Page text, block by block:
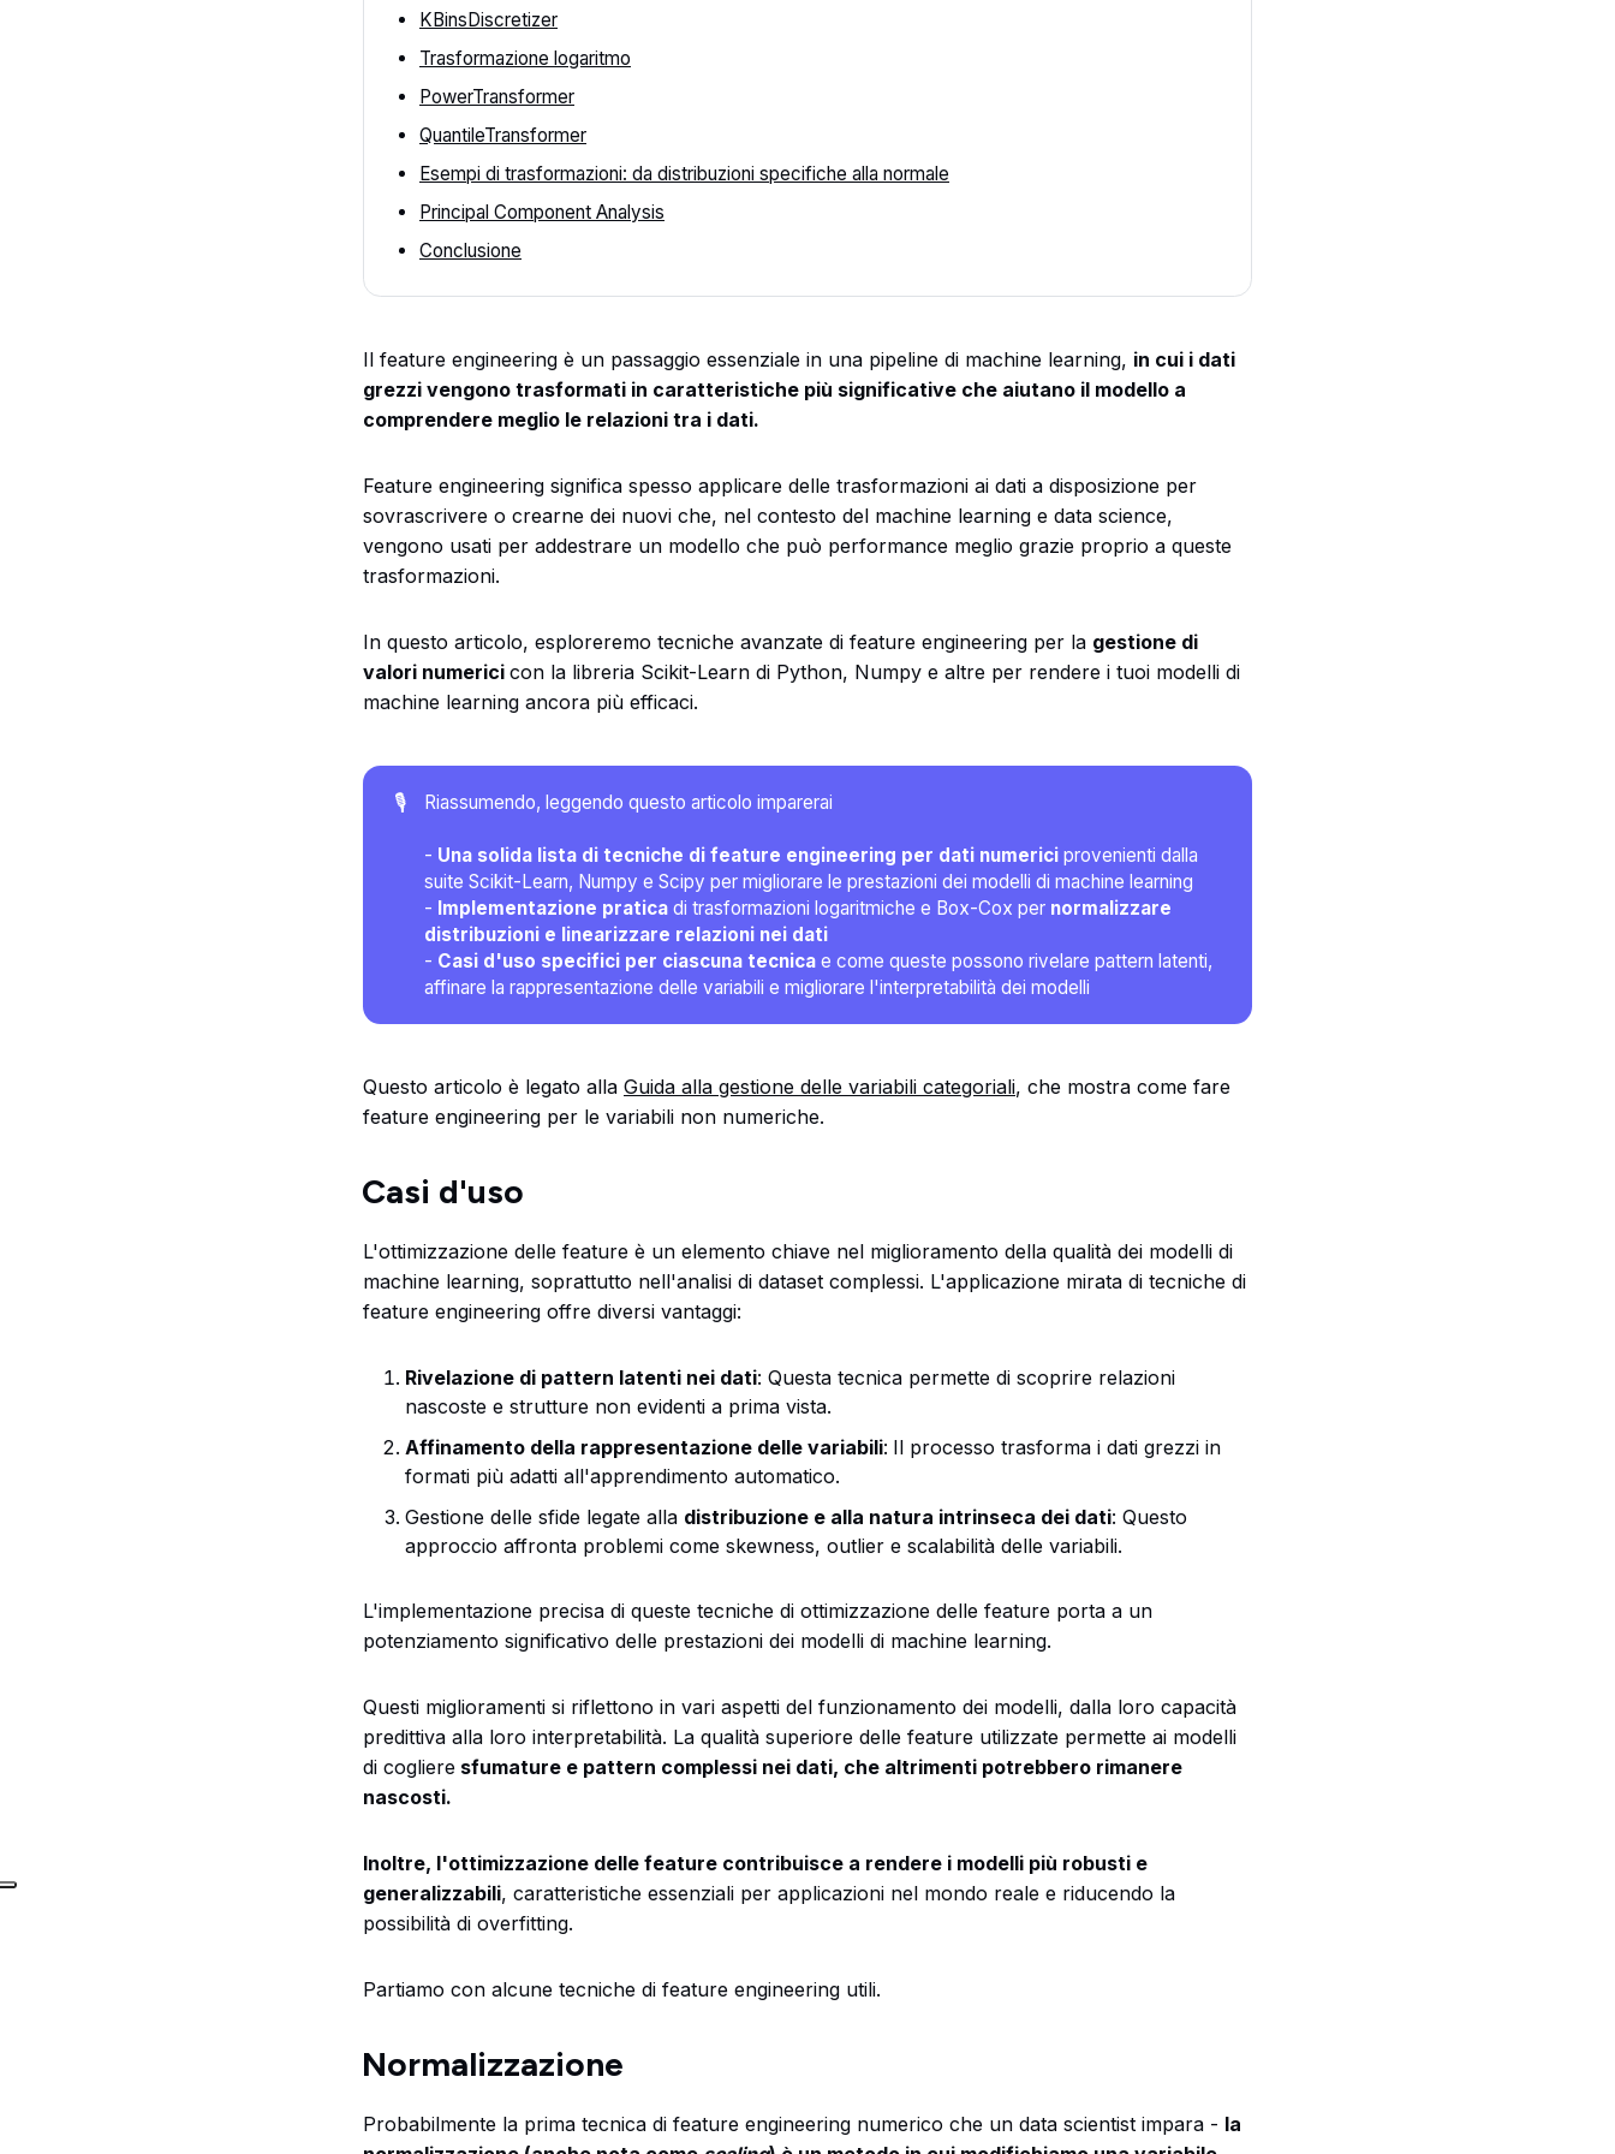
KBinsDiscretizer
Trasformazione logaritmo
PowerTransformer
QuantileTransformer
Esempi di trasformazioni: da distribuzioni specifiche alla normale
Principal Component Analysis
Conclusione
Il feature engineering è un passaggio essenziale in una pipeline di machine learning, in cui i dati
grezzi vengono trasformati in caratteristiche più significative che aiutano il modello a
comprendere meglio le relazioni tra i dati.
Feature engineering significa spesso applicare delle trasformazioni ai dati a disposizione per
sovrascrivere o crearne dei nuovi che, nel contesto del machine learning e data science,
vengono usati per addestrare un modello che può performance meglio grazie proprio a queste
trasformazioni.
In questo articolo, esploreremo tecniche avanzate di feature engineering per la gestione di
valori numerici con la libreria Scikit-Learn di Python, Numpy e altre per rendere i tuoi modelli di
machine learning ancora più efficaci.
🎙️ Riassumendo, leggendo questo articolo imparerai
- Una solida lista di tecniche di feature engineering per dati numerici provenienti dalla
suite Scikit-Learn, Numpy e Scipy per migliorare le prestazioni dei modelli di machine learning
- Implementazione pratica di trasformazioni logaritmiche e Box-Cox per normalizzare
distribuzioni e linearizzare relazioni nei dati
- Casi d'uso specifici per ciascuna tecnica e come queste possono rivelare pattern latenti,
affinare la rappresentazione delle variabili e migliorare l'interpretabilità dei modelli
Questo articolo è legato alla Guida alla gestione delle variabili categoriali, che mostra come fare
feature engineering per le variabili non numeriche.
Casi d'uso
L'ottimizzazione delle feature è un elemento chiave nel miglioramento della qualità dei modelli di
machine learning, soprattutto nell'analisi di dataset complessi. L'applicazione mirata di tecniche di
feature engineering offre diversi vantaggi:
Rivelazione di pattern latenti nei dati: Questa tecnica permette di scoprire relazioni
nascoste e strutture non evidenti a prima vista.
Affinamento della rappresentazione delle variabili: Il processo trasforma i dati grezzi in
formati più adatti all'apprendimento automatico.
Gestione delle sfide legate alla distribuzione e alla natura intrinseca dei dati: Questo
approccio affronta problemi come skewness, outlier e scalabilità delle variabili.
L'implementazione precisa di queste tecniche di ottimizzazione delle feature porta a un
potenziamento significativo delle prestazioni dei modelli di machine learning.
Questi miglioramenti si riflettono in vari aspetti del funzionamento dei modelli, dalla loro capacità
predittiva alla loro interpretabilità. La qualità superiore delle feature utilizzate permette ai modelli
di cogliere sfumature e pattern complessi nei dati, che altrimenti potrebbero rimanere
nascosti.
Inoltre, l'ottimizzazione delle feature contribuisce a rendere i modelli più robusti e
generalizzabili, caratteristiche essenziali per applicazioni nel mondo reale e riducendo la
possibilità di overfitting.
Partiamo con alcune tecniche di feature engineering utili.
Normalizzazione
Probabilmente la prima tecnica di feature engineering numerico che un data scientist impara - la